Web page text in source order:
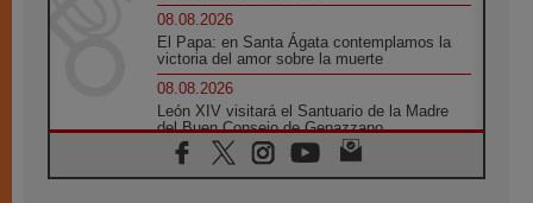
08.08.2026
El Papa: en Santa Ágata contemplamos la
victoria del amor sobre la muerte
08.08.2026
León XIV visitará el Santuario de la Madre
del Buen Consejo de Genazzano
07.08.2026
Filipinas: el Vicariato Apostólico de Calapán